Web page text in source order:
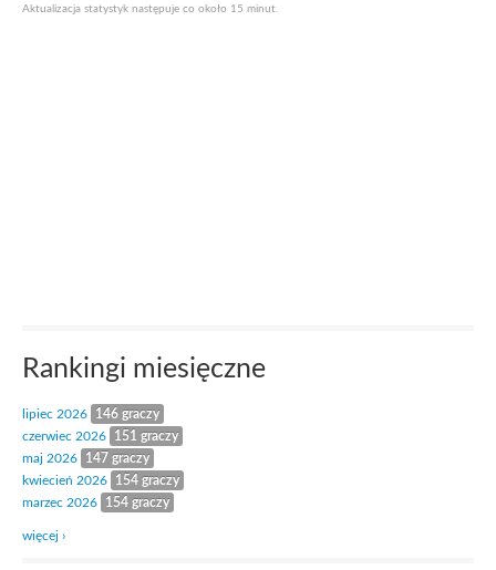
Aktualizacja statystyk następuje co około 15 minut.
Rankingi miesięczne
lipiec 2026
146 graczy
czerwiec 2026
151 graczy
maj 2026
147 graczy
kwiecień 2026
154 graczy
marzec 2026
154 graczy
więcej ›